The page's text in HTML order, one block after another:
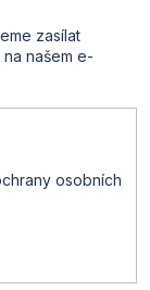
zasílat
našem e-
osobních